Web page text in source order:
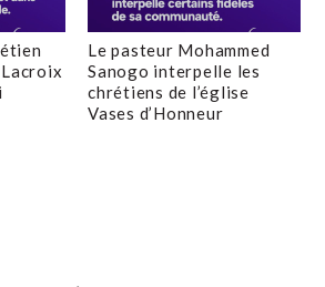
Le pasteur Mohammed
Sanogo interpelle les
chrétiens de l’église
Vases d’Honneur